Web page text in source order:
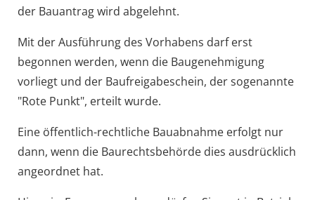
der Bauantrag wird abgelehnt.
Mit der Ausführung des Vorhabens darf erst
begonnen werden, wenn die Baugenehmigung
vorliegt und der Baufreigabeschein, der sogenannte
"Rote Punkt", erteilt wurde.
Eine öffentlich-rechtliche Bauabnahme erfolgt nur
dann, wenn die Baurechtsbehörde dies ausdrücklich
angeordnet hat.